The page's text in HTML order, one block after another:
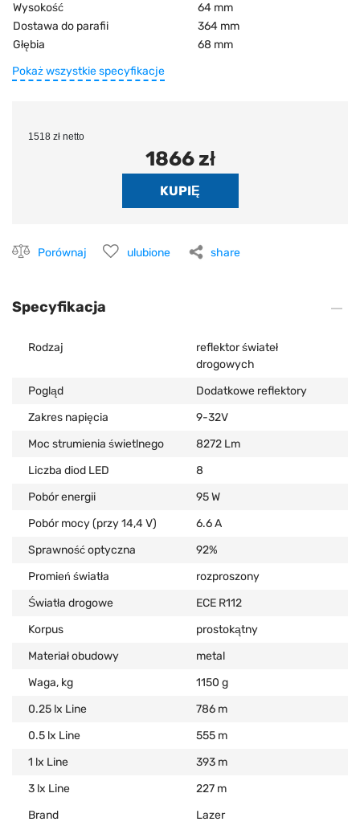
Wysokość
64 mm
Dostawa do parafii
364 mm
Głębia
68 mm
Pokaż wszystkie specyfikacje
1518 zł netto
1866 zł
Porównaj ulubione share
Specyfikacja
Rodzaj
reflektor świateł
drogowych
Pogląd
Dodatkowe reflektory
Zakres napięcia
9-32V
Moc strumienia świetlnego
8272 Lm
Liczba diod LED
8
Pobór energii
95 W
Pobór mocy (przy 14,4 V)
6.6 А
Sprawność optyczna
92%
Promień światła
rozproszony
Światła drogowe
ECE R112
Korpus
prostokątny
Materiał obudowy
metal
Waga, kg
1150 g
0.25 lx Line
786 m
0.5 lx Line
555 m
1 lx Line
393 m
3 lx Line
227 m
Brand
Lazer